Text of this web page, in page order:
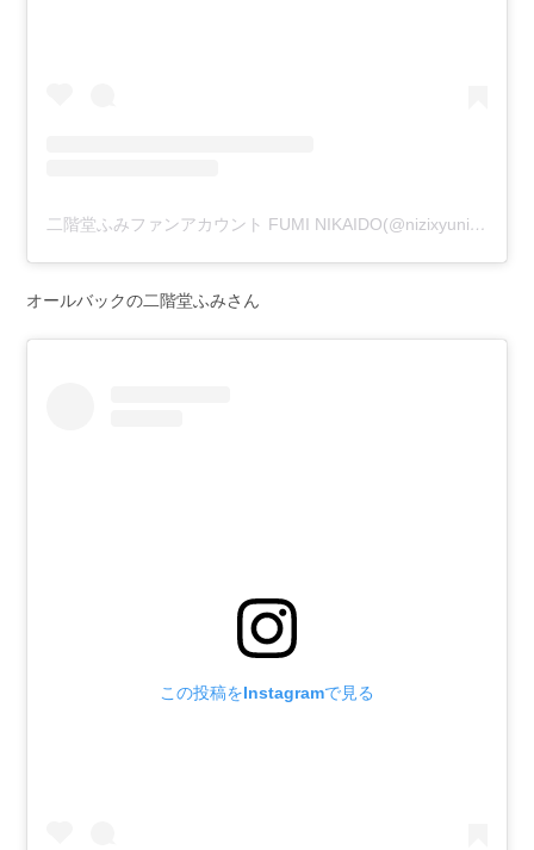
二階堂ふみファンアカウント FUMI NIKAIDO(@nizixyunikaidou_namafumi)がシェアした投稿
オールバックの二階堂ふみさん
この投稿をInstagramで見る